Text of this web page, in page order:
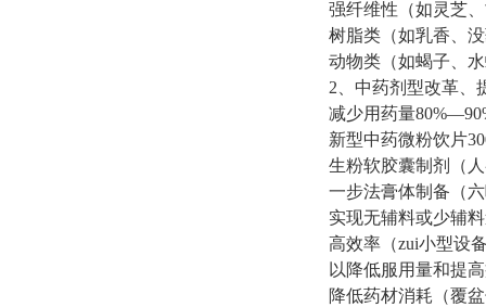
强纤维性（如灵芝
树脂类（如乳香、
动物类（如蝎子、
2
中药剂型改革、
减少用药量80%—
新型中药微粉饮片
生粉软胶囊制剂（
一步法膏体制备（
实现无辅料或少辅
高效率（zui小型设
以降低服用量和提
降低药材消耗（覆